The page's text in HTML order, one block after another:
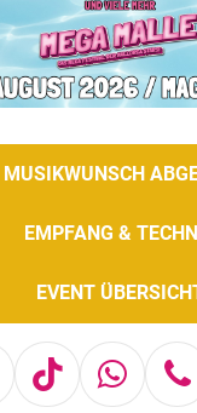
MUSIKWUNSCH
EMPFANG &
EVENT
Tiktok